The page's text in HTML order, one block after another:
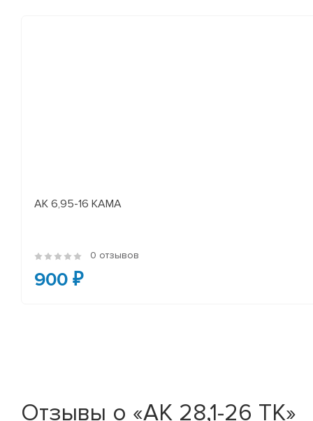
АК 6,95-16 КАМА
0 отзывов
900 ₽
Отзывы о «АК 28,1-26 ТК»